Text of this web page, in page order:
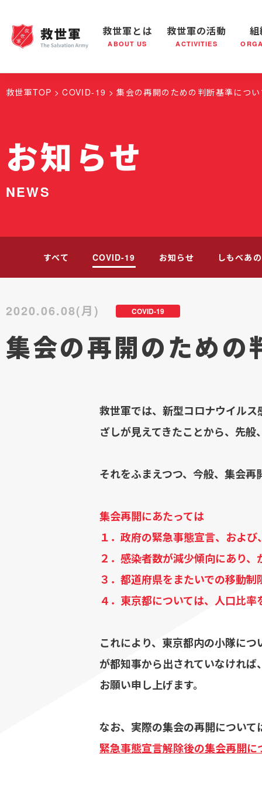
救世軍とは
ABOUT US
救世軍とは 世界が抱えている社会問題 救世軍
救世軍の活動
ACTIVITIES
救世軍の活動 社会鍋
組織概要
救世軍TOP COVID-19 集会の再開のための判断基準につ
お知らせ
NEWS
すべて COVID-19 お知らせ しもべあ
COVID-19
2020.06.08(月)
集会の再開のための
救世軍では、新型コロナウイル
ざしが見えてきたことから、先般
それをふまえつつ、今般、集会
集会再開にあたっては
１．政府の緊急事態宣言、およ
２．感染者数が減少傾向にあり
３．都道府県をまたいでの移動
４．東京都については、人口比
これにより、東京都内の小隊に
が都知事から出されていなけれ
お願い申し上げます。
なお、実際の集会の再開につい
緊急事態宣言解除後の集会再開に